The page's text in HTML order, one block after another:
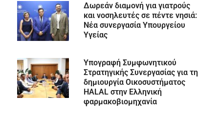
Δωρεάν διαμονή για γιατρούς
και νοσηλευτές σε πέντε νησιά:
Νέα συνεργασία Υπουργείου
Υγείας
Υπογραφή Συμφωνητικού
Στρατηγικής Συνεργασίας για τη
δημιουργία Οικοσυστήματος
HALAL στην Ελληνική
φαρμακοβιομηχανία